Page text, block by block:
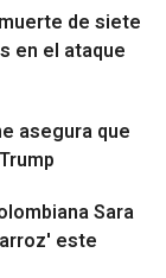
de siete
en el ataque
asegura que
Sara
este